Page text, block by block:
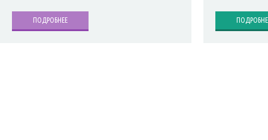
ПОДРОБНЕЕ